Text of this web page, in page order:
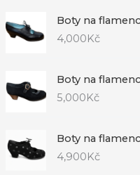
Boty na
4,000Kč
Boty na
5,000Kč
Boty na
4,900Kč